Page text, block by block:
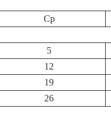
Ср
5
12
19
26